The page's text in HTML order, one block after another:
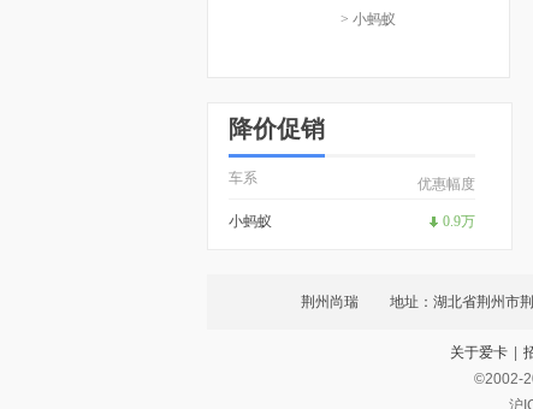
> 小蚂蚁
降价促销
车系 优惠幅度
小蚂蚁 0.9万
荆州尚瑞 地址：湖北省荆州市
关于爱卡
©2002-
沪